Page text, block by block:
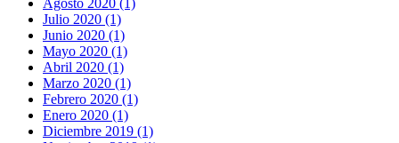
Julio 2020 (1)
Junio 2020 (1)
Mayo 2020 (1)
Abril 2020 (1)
Marzo 2020 (1)
Febrero 2020 (1)
Enero 2020 (1)
Diciembre 2019 (1)